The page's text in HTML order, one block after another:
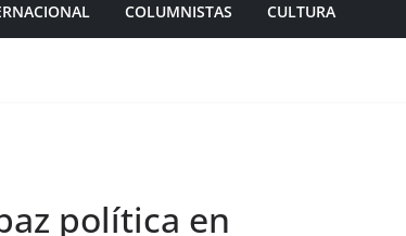
COLUMNISTAS CULTURA
política en